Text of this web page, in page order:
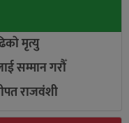
मृत्यु
सम्मान गरौँ
राजवंशी